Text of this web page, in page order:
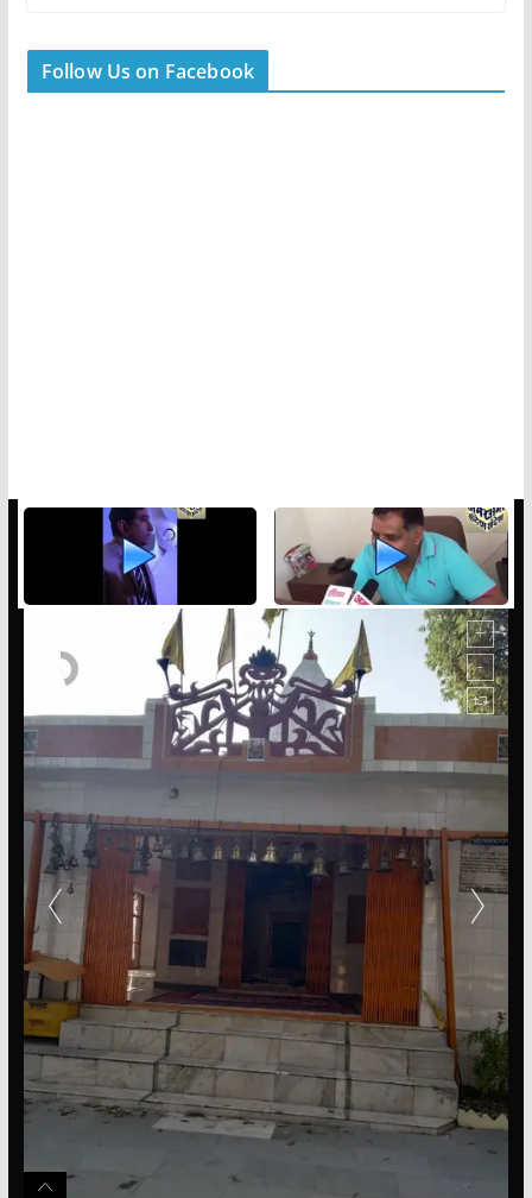
Follow Us on Facebook